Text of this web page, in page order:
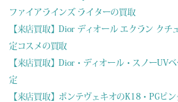
ファイアラインズ ライターの買取
【来店買取】Dior ディオール エクラン クチ
定コスメの買取
【来店買取】Dior・ディオール・スノーUV
定
【来店買取】ポンテヴェキオのK18・PGピ